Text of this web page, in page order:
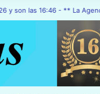
16:46 - ** La Agencia de